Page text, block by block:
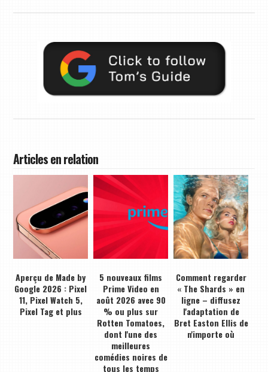
Articles en relation
Aperçu de Made by
Google 2026 : Pixel
11, Pixel Watch 5,
Pixel Tag et plus
5 nouveaux films
Prime Video en
août 2026 avec 90
% ou plus sur
Rotten Tomatoes,
dont l'une des
meilleures
comédies noires de
tous les temps
Comment regarder
« The Shards » en
ligne – diffusez
l'adaptation de
Bret Easton Ellis de
n'importe où